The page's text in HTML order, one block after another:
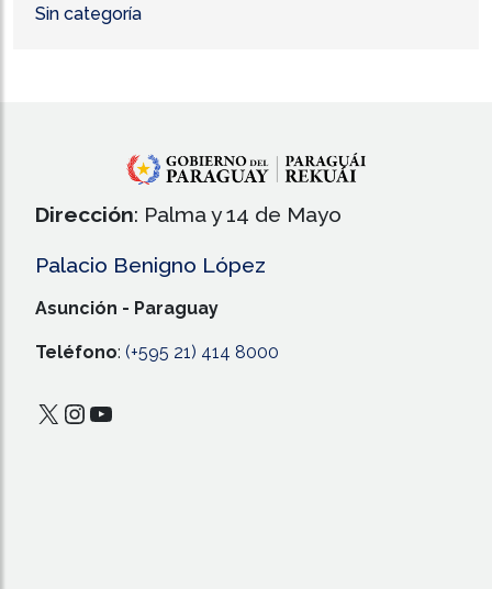
Sin categoría
Dirección: Palma y 14 de Mayo
Palacio Benigno López
Asunción - Paraguay
Teléfono: (+595 21) 414 8000
X Instagram
YouTube